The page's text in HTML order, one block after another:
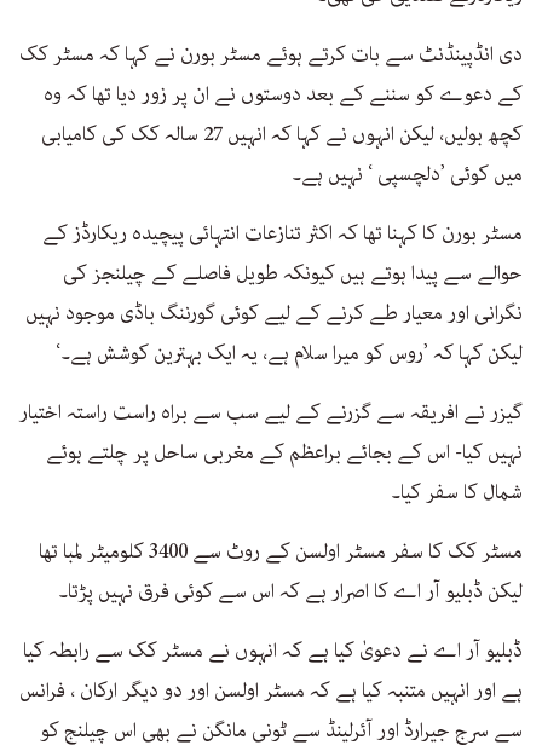
دی انڈپینڈنٹ سے بات کرتے ہوئے مسٹر بورن نے کہا کہ مسٹر کک
کے دعوے کو سننے کے بعد دوستوں نے ان پر زور دیا تھا کہ وہ
کچھ بولیں، لیکن انہوں نے کہا کہ انہیں 27 سالہ کک کی کامیابی
میں کوئی ’دلچسپی ‘ نہیں ہے۔
مسٹر بورن کا کہنا تھا کہ اکثر تنازعات انتہائی پیچیدہ ریکارڈز کے
حوالے سے پیدا ہوتے ہیں کیونکہ طویل فاصلے کے چیلنجز کی
نگرانی اور معیار طے کرنے کے لیے کوئی گورننگ باڈی موجود نہیں
لیکن کہا کہ ’روس کو میرا سلام ہے، یہ ایک بہترین کوشش ہے۔‘
گیزر نے افریقہ سے گزرنے کے لیے سب سے براہ راست راستہ اختیار
نہیں کیا- اس کے بجائے براعظم کے مغربی ساحل پر چلتے ہوئے
شمال کا سفر کیا۔
مسٹر کک کا سفر مسٹر اولسن کے روٹ سے 3400 کلومیٹر لمبا تھا
لیکن ڈبلیو آر اے کا اصرار ہے کہ اس سے کوئی فرق نہیں پڑتا۔
ڈبلیو آر اے نے دعویٰ کیا ہے کہ انہوں نے مسٹر کک سے رابطہ کیا
ہے اور انہیں متنبہ کیا ہے کہ مسٹر اولسن اور دو دیگر ارکان ، فرانس
سے سرج جیرارڈ اور آئرلینڈ سے ٹونی مانگن نے بھی اس چیلنج کو